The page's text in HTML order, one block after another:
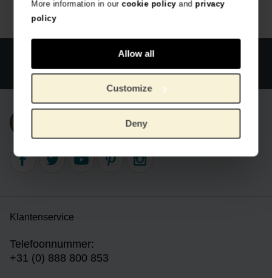
More information in ourcookie policyand privacy
policy
Allow all
Customize
Deny
Officiële webshop Van Gogh Museum
Wereldwijde verzending
Inschrijven nieuwsbrief
Klantenservice
Telefoonnummer:
+31 (0) 888 800 853